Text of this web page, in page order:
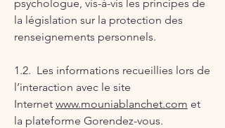
psychologue, vis-à-vis les principes de
la législation sur la protection des
renseignements personnels.
1.2. Les informations recueillies lors de
l’interaction avec le site
Internet www.mouniablanchet.com et
la plateforme Gorendez-vous.